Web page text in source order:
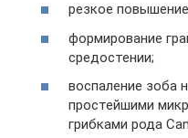
резкое
формирование
средостении;
воспаление зоба
простейшими
грибками рода